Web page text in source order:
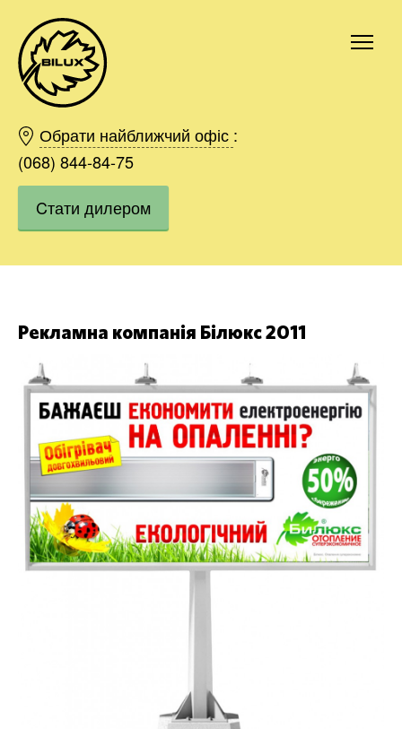
Обрати найближчий офіс :
(068) 844-84-75
Cтати дилером
Рекламна компанія Білюкс 2011
Київ
Харків
Одесса
Дніпро
Івано-Франківськ
Область
Замовити